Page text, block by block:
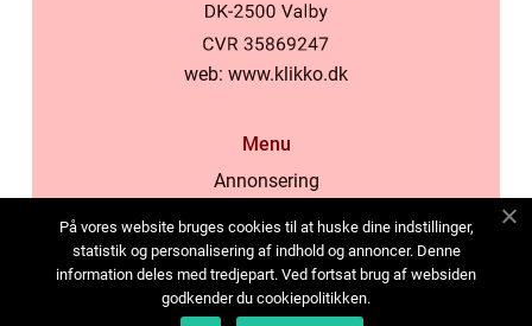
web: www.klikko.dk
Menu
Annonsering
Cookies
Kontakta oss
Sitemap
På vores website bruges cookies til at huske dine indstillinger,
statistik og personalisering af indhold og annoncer. Denne
information deles med tredjepart. Ved fortsat brug af websiden
godkender du cookiepolitikken.